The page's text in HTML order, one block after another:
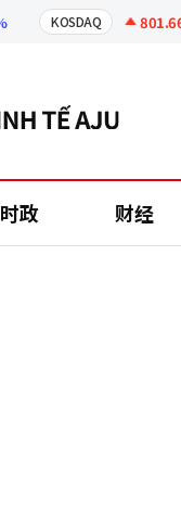
KOSDAQ 801.66
时政 财经